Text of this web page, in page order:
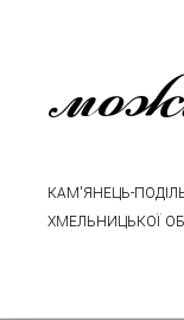
КАМ'ЯНЕЦЬ-
ХМЕЛЬНИЦЬКОЇ